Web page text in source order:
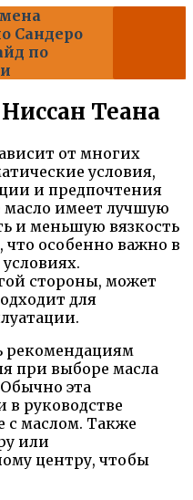
Сандеро
по
Теана
от многих
условия,
и предпочтения
масло имеет лучшую
и меньшую вязкость
особенно важно в
стороны, может
для
рекомендациям
при выборе масла
эта
руководстве
с маслом. Также
или
центру, чтобы